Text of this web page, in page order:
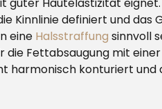
Kinnlinie definiert und
eine Halsstraffung sinnvoll
die Fettabsaugung mit
harmonisch konturiert